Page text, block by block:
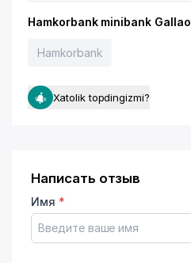
Hamkorbank minibank
Hamkorbank
Xatolik topdingizmi?
Написать отзыв
Имя *